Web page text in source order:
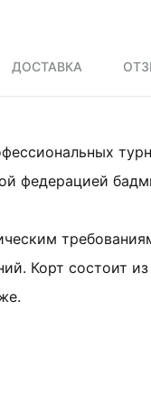
ДОСТАВКА
федерацией
Корт состоит